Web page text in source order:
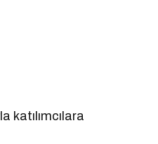
katılımcılara